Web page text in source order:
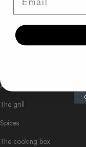
PRODUCTS
Japan
American
The grill
Spices
The cooking box